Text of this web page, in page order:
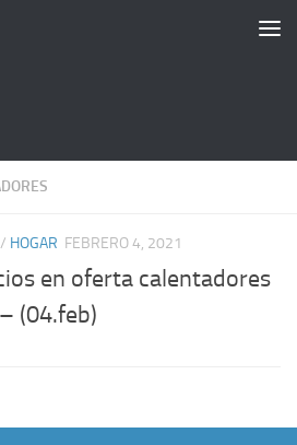
/ HOGAR FEBRERO 4, 2021
en oferta calentadores
(04.feb)